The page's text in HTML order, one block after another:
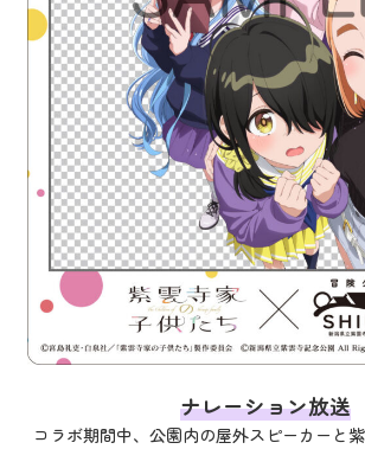
ナレーション放送
コラボ期間中、公園内の屋外スピーカーと紫